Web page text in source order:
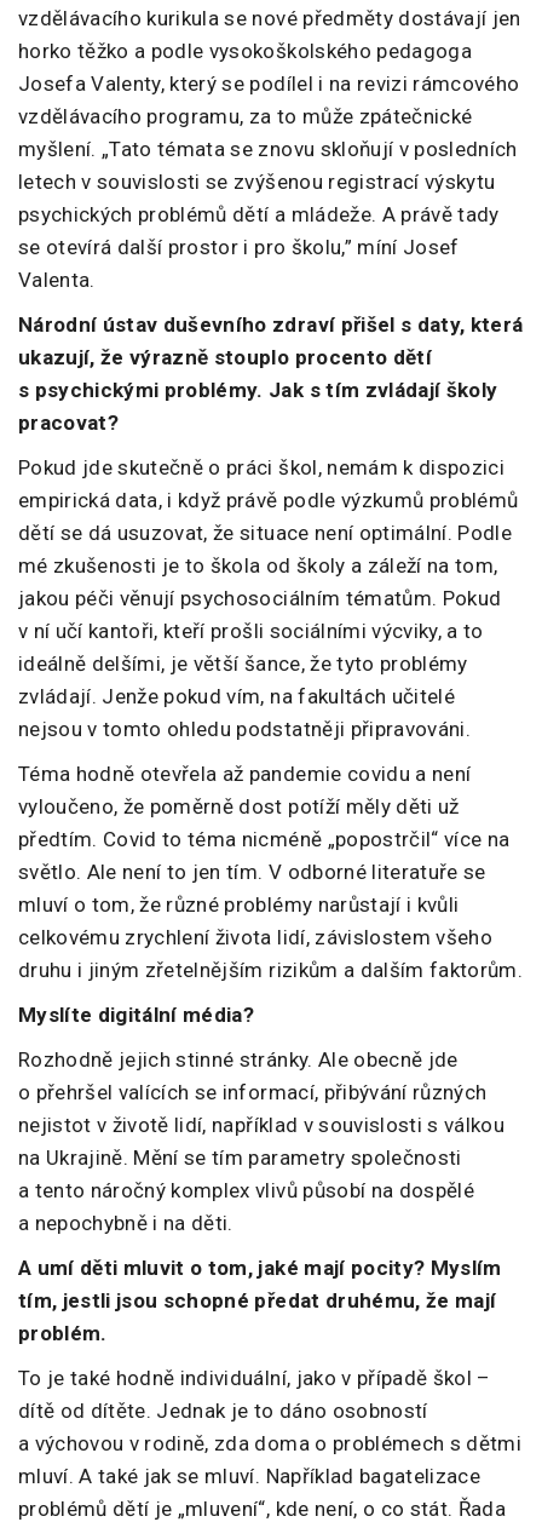
vzdělávacího kurikula se nové předměty dostávají jen
horko těžko a podle vysokoškolského pedagoga
Josefa Valenty, který se podílel i na revizi rámcového
vzdělávacího programu, za to může zpátečnické
myšlení. „Tato témata se znovu skloňují v posledních
letech v souvislosti se zvýšenou registrací výskytu
psychických problémů dětí a mládeže. A právě tady
se otevírá další prostor i pro školu,” míní Josef
Valenta.
Národní ústav duševního zdraví přišel s daty, která
ukazují, že výrazně stouplo procento dětí
s psychickými problémy. Jak s tím zvládají školy
pracovat?
Pokud jde skutečně o práci škol, nemám k dispozici
empirická data, i když právě podle výzkumů problémů
dětí se dá usuzovat, že situace není optimální. Podle
mé zkušenosti je to škola od školy a záleží na tom,
jakou péči věnují psychosociálním tématům. Pokud
v ní učí kantoři, kteří prošli sociálními výcviky, a to
ideálně delšími, je větší šance, že tyto problémy
zvládají. Jenže pokud vím, na fakultách učitelé
nejsou v tomto ohledu podstatněji připravováni.
Téma hodně otevřela až pandemie covidu a není
vyloučeno, že poměrně dost potíží měly děti už
předtím. Covid to téma nicméně „popostrčil“ více na
světlo. Ale není to jen tím. V odborné literatuře se
mluví o tom, že různé problémy narůstají i kvůli
celkovému zrychlení života lidí, závislostem všeho
druhu i jiným zřetelnějším rizikům a dalším faktorům.
Myslíte digitální média?
Rozhodně jejich stinné stránky. Ale obecně jde
o přehršel valících se informací, přibývání různých
nejistot v životě lidí, například v souvislosti s válkou
na Ukrajině. Mění se tím parametry společnosti
a tento náročný komplex vlivů působí na dospělé
a nepochybně i na děti.
A umí děti mluvit o tom, jaké mají pocity? Myslím
tím, jestli jsou schopné předat druhému, že mají
problém.
To je také hodně individuální, jako v případě škol –
dítě od dítěte. Jednak je to dáno osobností
a výchovou v rodině, zda doma o problémech s dětmi
mluví. A také jak se mluví. Například bagatelizace
problémů dětí je „mluvení“, kde není, o co stát. Řada